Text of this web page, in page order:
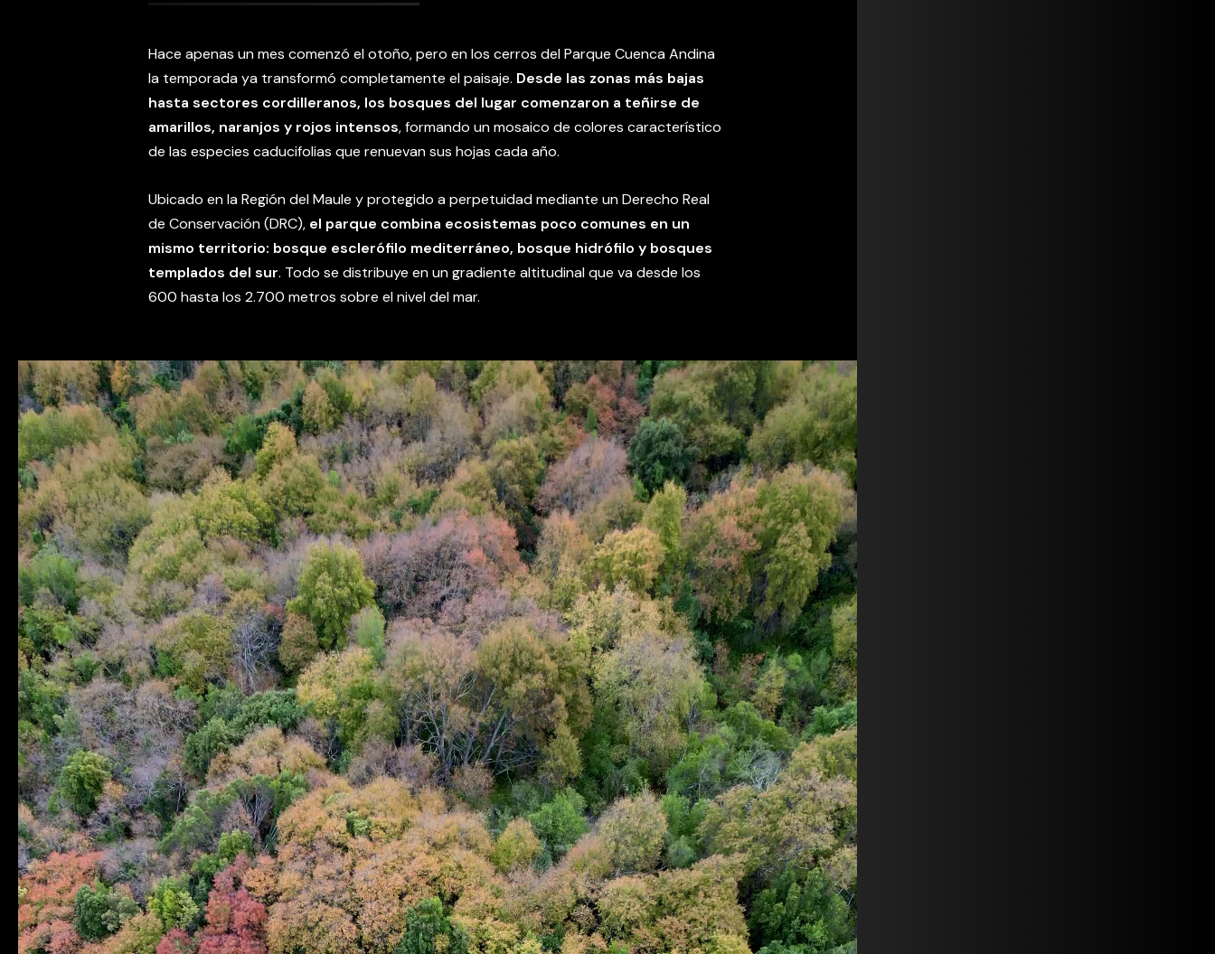
Hace apenas un mes comenzó el otoño, pero en los cerros del Parque Cuenca Andina
la temporada ya transformó completamente el paisaje. Desde las zonas más bajas
hasta sectores cordilleranos, los bosques del lugar comenzaron a teñirse de
amarillos, naranjos y rojos intensos, formando un mosaico de colores característico
de las especies caducifolias que renuevan sus hojas cada año.
Ubicado en la Región del Maule y protegido a perpetuidad mediante un Derecho Real
de Conservación (DRC), el parque combina ecosistemas poco comunes en un
mismo territorio: bosque esclerófilo mediterráneo, bosque hidrófilo y bosques
templados del sur. Todo se distribuye en un gradiente altitudinal que va desde los
600 hasta los 2.700 metros sobre el nivel del mar.